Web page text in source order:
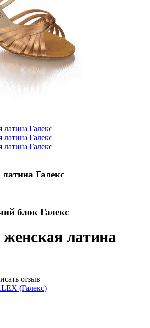
Галекс
блок Галекс
латина
отзыв
(Галекс)